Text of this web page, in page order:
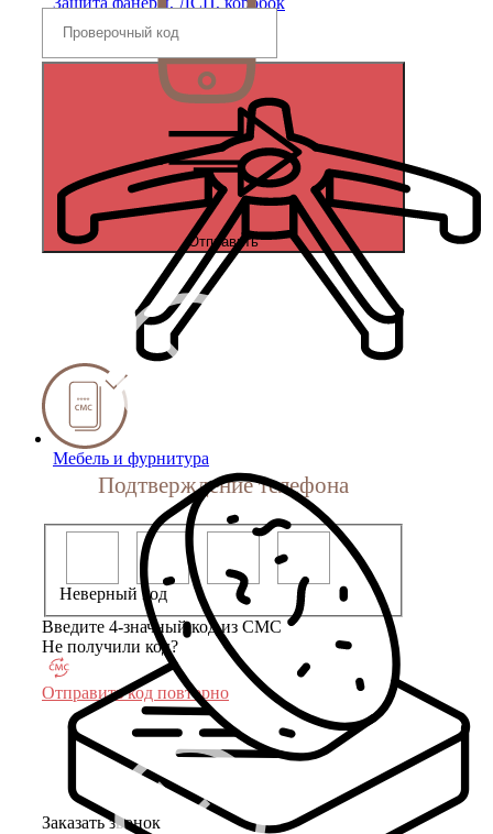
Мебель и фурнитура
Отправить
Подтверждение телефона
Неверный код
Введите 4-значный код из СМС
Не получили код?
Отправить код повторно
Заказать звонок